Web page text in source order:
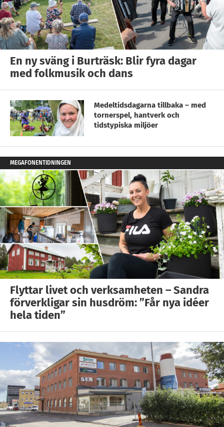
En ny sväng i Burträsk: Blir fyra dagar
med folkmusik och dans
Medeltidsdagarna tillbaka – med
tornerspel, hantverk och
tidstypiska miljöer
MEGAFONENTIDNINGEN
Flyttar livet och verksamheten – Sandra
förverkligar sin husdröm: ”Får nya idéer
hela tiden”